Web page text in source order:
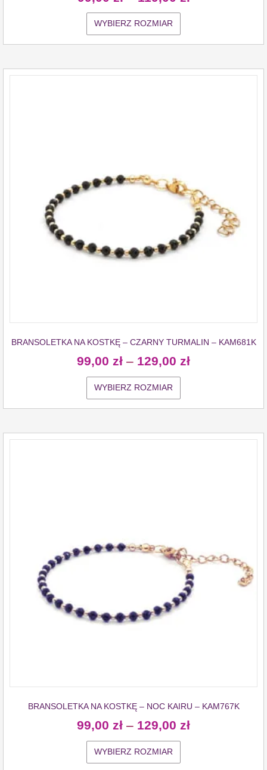
WYBIERZ ROZMIAR
BRANSOLETKA NA KOSTKĘ – CZARNY TURMALIN – KAM681K
99,00 zł – 129,00 zł
WYBIERZ ROZMIAR
BRANSOLETKA NA KOSTKĘ – NOC KAIRU – KAM767K
99,00 zł – 129,00 zł
WYBIERZ ROZMIAR